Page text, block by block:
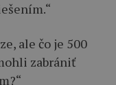
ale čo je 500
zabrániť